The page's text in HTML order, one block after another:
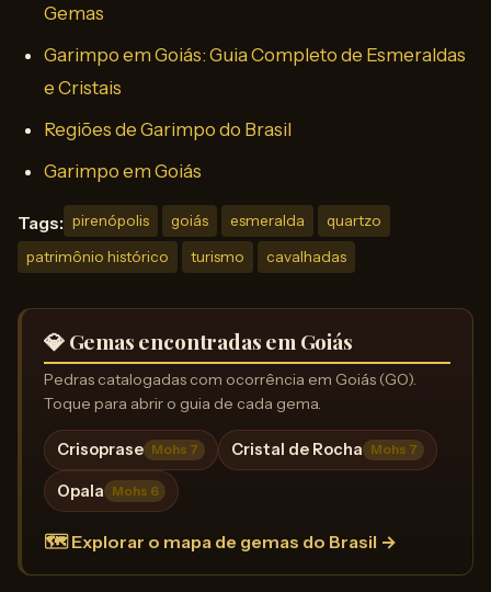
Gemas
Garimpo em Goiás: Guia Completo de Esmeraldas
e Cristais
Regiões de Garimpo do Brasil
Garimpo em Goiás
Tags: pirenópolis goiás esmeralda quartzo
patrimônio histórico turismo cavalhadas
💎 Gemas encontradas em Goiás
Pedras catalogadas com ocorrência em Goiás (GO).
Toque para abrir o guia de cada gema.
Crisoprase Mohs 7 Cristal de Rocha Mohs 7
Opala Mohs 6
🗺️ Explorar o mapa de gemas do Brasil →